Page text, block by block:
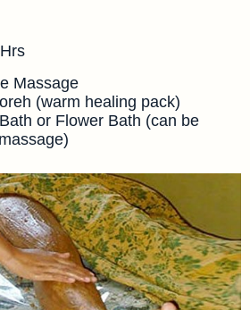
Massage
(warm healing pack)
or Flower Bath (can be